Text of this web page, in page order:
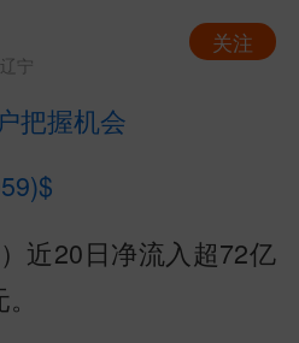
辽宁
关注
把握机会
）近20日净流入超72亿